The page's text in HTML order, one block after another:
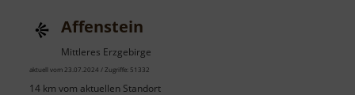
Affenstein
Mittleres Erzgebirge
aktuell vom 23.07.2024 / Zugriffe: 51332
14 km vom aktuellen Standort